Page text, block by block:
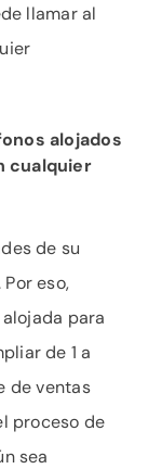
llamar al
alojados
cualquier
de su
eso,
para
de 1 a
de ventas
proceso de
sea